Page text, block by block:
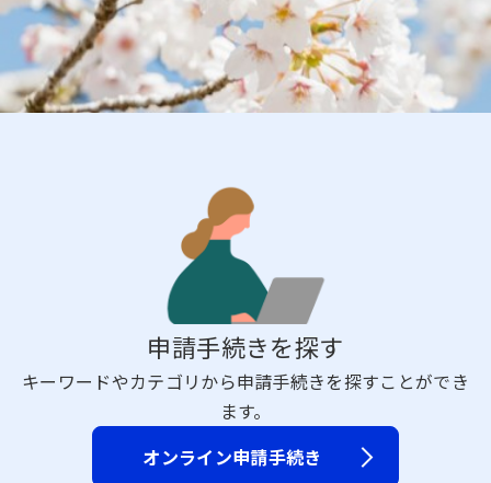
申請手続きを探す
キーワードやカテゴリから申請手続きを探すことができ
ます。
オンライン申請手続き